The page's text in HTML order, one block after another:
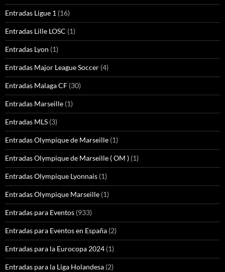
Entradas Ligue 1 (16)
Entradas Lille LOSC (1)
Entradas Lyon (1)
Entradas Major League Soccer (4)
Entradas Malaga CF (30)
Entradas Marseille (1)
Entradas MLS (3)
Entradas Olympique de Marseille (1)
Entradas Olympique de Marseille ( OM ) (1)
Entradas Olympique Lyonnais (1)
Entradas Olympique Marseille (1)
Entradas para Eventos (933)
Entradas para Eventos en España (2)
Entradas para la Eurocopa 2024 (1)
Entradas para la Liga Holandesa (2)